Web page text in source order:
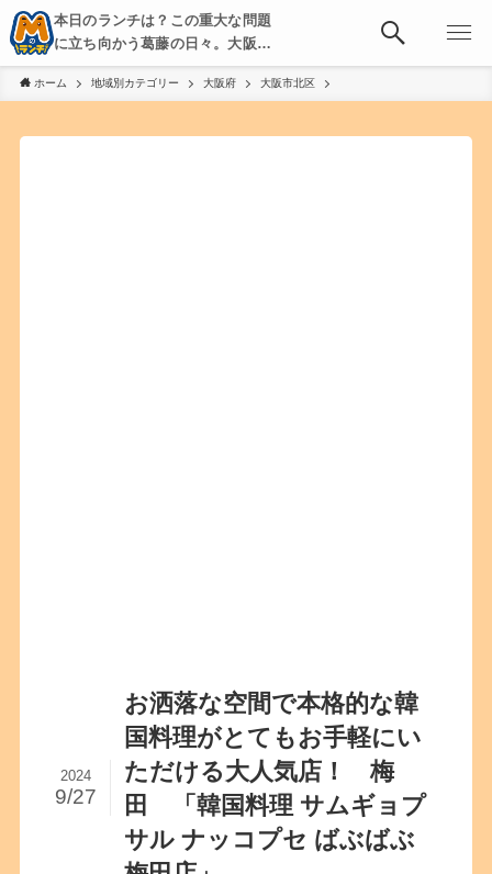
本日のランチは？この重大な問題
に立ち向かう葛藤の日々。大阪・
京都・神戸を中心とした食べ歩
き、飲み歩きを綴る。
ホーム 地域別カテゴリー 大阪府 大阪市北区
お洒落な空間で本格的な韓
国料理がとてもお手軽にい
ただける大人気店！ 梅
田 「韓国料理 サムギョプ
サル ナッコプセ ばぶばぶ
2024
9/27